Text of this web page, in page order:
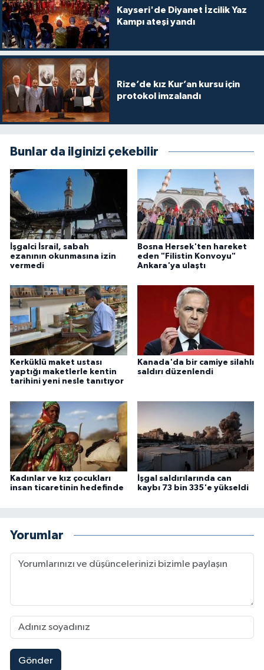
Kayseri'de Diyanet İzcilik Yaz
Kampı ateşi yandı
Rize’de kız Kur’an kursu için
protokol imzalandı
Bunlar da ilginizi çekebilir
İşgalci İsrail, sabah
ezanının okunmasına izin
vermedi
Bosna Hersek'ten hareket
eden "Filistin Konvoyu"
Ankara'ya ulaştı
Kerküklü maket ustası
yaptığı maketlerle kentin
tarihini yeni nesle tanıtıyor
Kanada'da bir camiye silahlı
saldırı düzenlendi
Kadınlar ve kız çocukları
insan ticaretinin hedefinde
İşgal saldırılarında can
kaybı 73 bin 335'e yükseldi
Yorumlar
Gönder
Konya Müftülüğü
Kütahya Müftülüğü
Malatya Müftülüğü
Manisa Müftülüğü
Mersin Müftülüğü
Muğla Müftülüğü
Muş Müftülüğü
Nevşehir Müftülüğü
Niğde Müftülüğü
Ordu Müftülüğü
Osmaniye Müftülüğü
Rize Müftülüğü
Sakarya Müftülüğü
Samsun Müftülüğü
Siirt Müftülüğü
Sivas Müftülüğü
Şanlıurfa Müftülüğü
Tekirdağ Müftülüğü
Tokat Müftülüğü